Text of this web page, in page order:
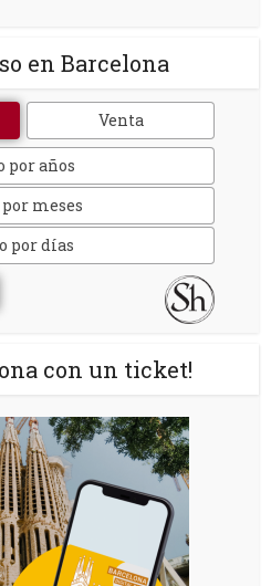
en Barcelona
Venta
por años
meses
por días
con un ticket!